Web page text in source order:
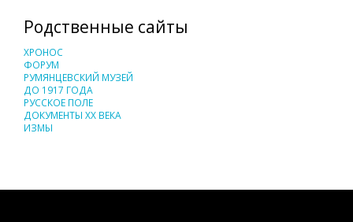
Родственные сайты
ХРОНОС
ФОРУМ
РУМЯНЦЕВСКИЙ МУЗЕЙ
ДО 1917 ГОДА
РУССКОЕ ПОЛЕ
ДОКУМЕНТЫ XX ВЕКА
ИЗМЫ